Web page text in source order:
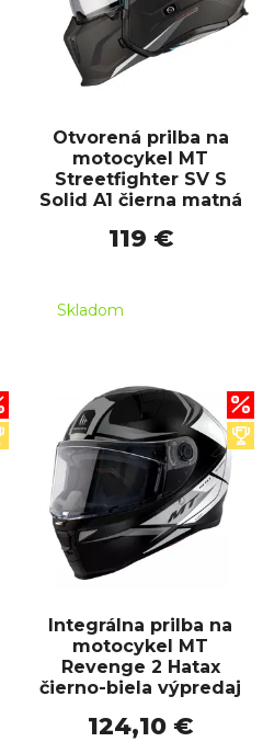
Otvorená prilba na
motocykel MT
Streetfighter SV S
Solid A1 čierna matná
119 €
Skladom
Integrálna prilba na
motocykel MT
Revenge 2 Hatax
čierno-biela výpredaj
124,10 €